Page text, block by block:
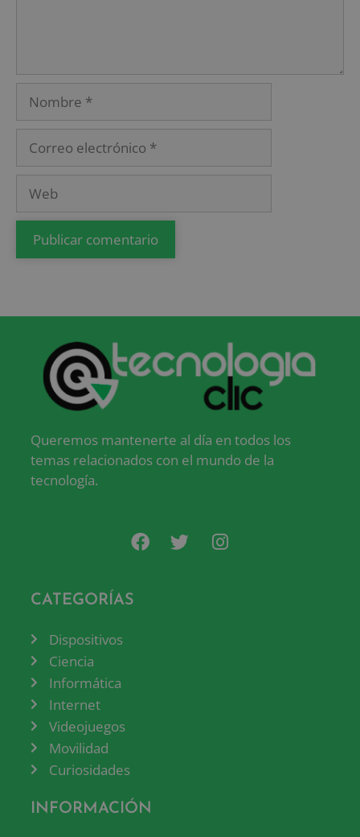
Queremos mantenerte al día en todos los
temas relacionados con el mundo de la
tecnología.
CATEGORÍAS
Dispositivos
Ciencia
Informática
Internet
Videojuegos
Movilidad
Curiosidades
INFORMACIÓN